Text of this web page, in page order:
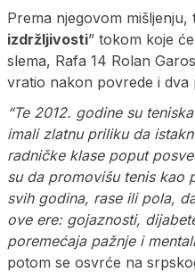
Prema njegovom mišljenju,
izdržljivosti” tokom koje
slema, Rafa 14 Rolan
vratio nakon povrede i dva
“Te 2012. godine su
imali zlatnu priliku da
radničke klase poput
su da promovišu tenis kao
svih godina, rase ili pola,
ove ere: gojaznosti,
poremećaja pažnje i
potom se osvrće na